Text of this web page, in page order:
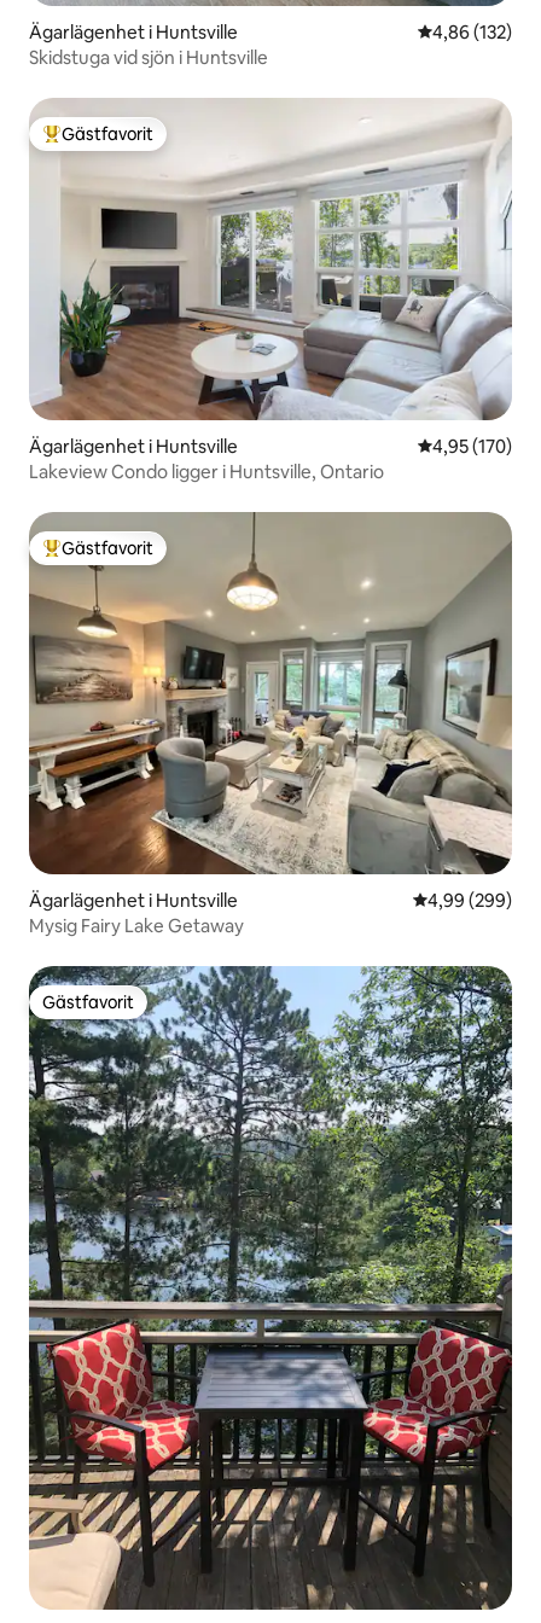
Ägarlägenhet i Huntsville 4,86 av 5 i
4,86 (132)
Skidstuga vid sjön i Huntsville
Populär gästfavorit
Gästfavorit
Ägarlägenhet i Huntsville 4,95 av 5 i
4,95 (170)
Lakeview Condo ligger i Huntsville, Ontario
Populär gästfavorit
Gästfavorit
Ägarlägenhet i Huntsville 4,99 av 5 i
4,99 (299)
Mysig Fairy Lake Getaway
Gästfavorit
Gästfavorit